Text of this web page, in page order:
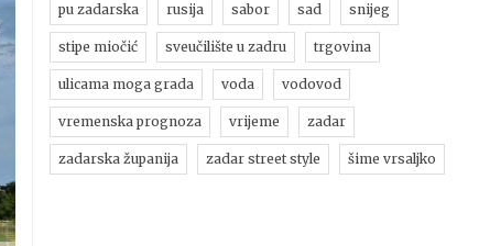
pu zadarska rusija sabor sad snijeg
stipe miočić sveučilište u zadru trgovina
ulicama moga grada voda vodovod
vremenska prognoza vrijeme zadar
zadarska županija zadar street style šime vrsaljko